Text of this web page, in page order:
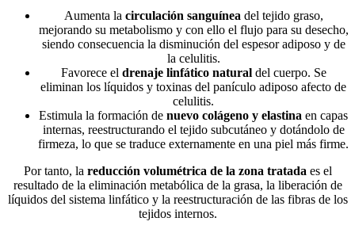
Aumenta la circulación sanguínea del tejido graso,
mejorando su metabolismo y con ello el flujo para su desecho,
siendo consecuencia la disminución del espesor adiposo y de
la celulitis.
Favorece el drenaje linfático naturaldel cuerpo. Se
eliminan los líquidos y toxinas del panículo adiposo afecto de
celulitis.
Estimula la formación de nuevo colágeno y elastina en capas
internas, reestructurando el tejido subcutáneo y dotándolo de
firmeza, lo que se traduce externamente en una piel más firme.
Por tanto, la reducción volumétrica de la zona tratada es el
resultado de la eliminación metabólica de la grasa, la liberación de
líquidos del sistema linfático y la reestructuración de las fibras de los
tejidos internos.